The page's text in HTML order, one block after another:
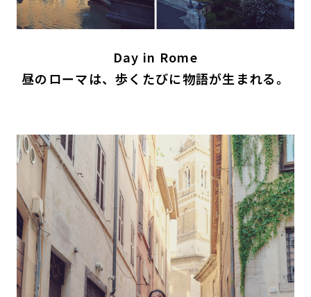
Day in Rome
昼のローマは、歩くたびに物語が生まれる。